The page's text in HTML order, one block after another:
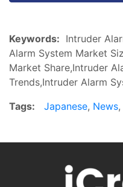
Keywords: Intruder
Alarm System Market
Market Share,Intruder
Trends,Intruder Alarm
Tags:
Japanese, News,